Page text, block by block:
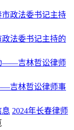
法委书记主持的
吉林哲讼律师事
2024年长春律师